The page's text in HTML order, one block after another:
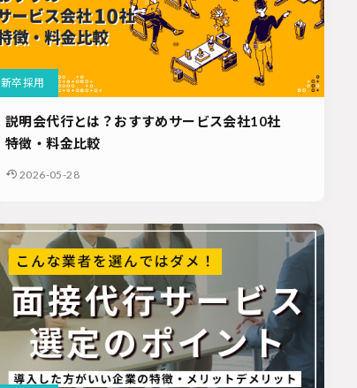
新卒採用
説明会代行とは？おすすめサービス会社10社
特徴・料金比較
2026-05-28